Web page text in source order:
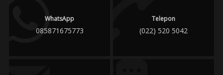
WhatsApp
085871675773
Telepon
(022) 520 5042